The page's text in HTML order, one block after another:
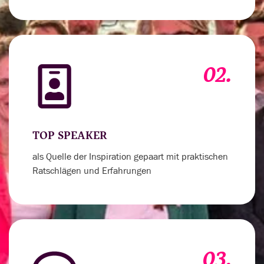
02.
TOP SPEAKER
als Quelle der Inspiration gepaart mit praktischen
Ratschlägen und Erfahrungen